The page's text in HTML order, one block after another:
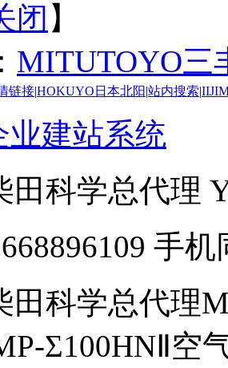
闭 】
MITUTOYO三
链接HOKUYO日本北阳 站内搜索
业建站系统
田科学总代理
手机
田科学总代理
Σ100HNⅡ空